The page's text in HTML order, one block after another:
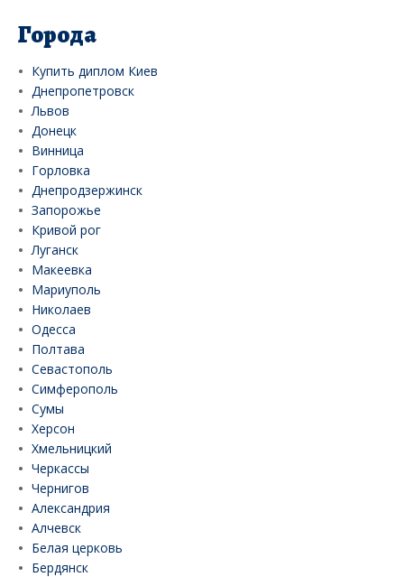
Города
Купить диплом Киев
Днепропетровск
Львов
Донецк
Винница
Горловка
Днепродзержинск
Запорожье
Кривой рог
Луганск
Макеевка
Мариуполь
Николаев
Одесса
Полтава
Севастополь
Симферополь
Сумы
Херсон
Хмельницкий
Черкассы
Чернигов
Александрия
Алчевск
Белая церковь
Бердянск